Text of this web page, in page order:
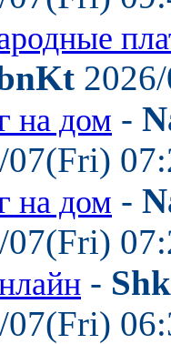
на дом -
07(Fri)
на дом -
07(Fri)
-
07(Fri)